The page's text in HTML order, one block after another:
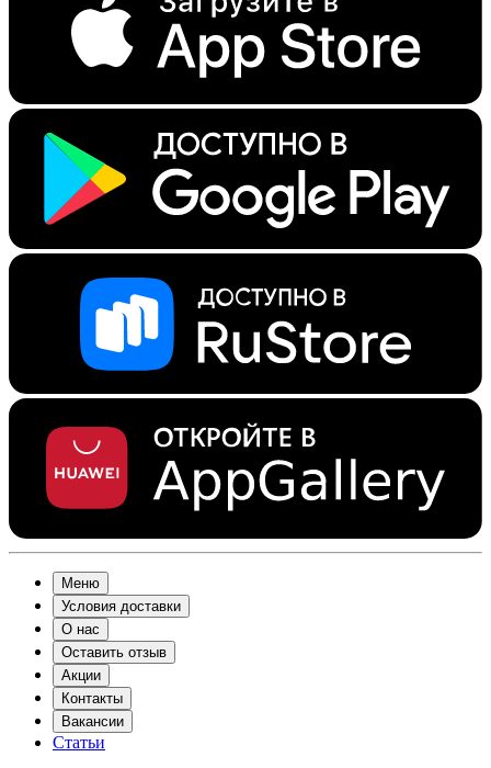
Меню
Условия доставки
О нас
Оставить отзыв
Акции
Контакты
Вакансии
Статьи